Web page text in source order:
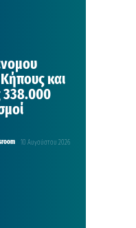
και
338.000
10 Αυγούστου 2026